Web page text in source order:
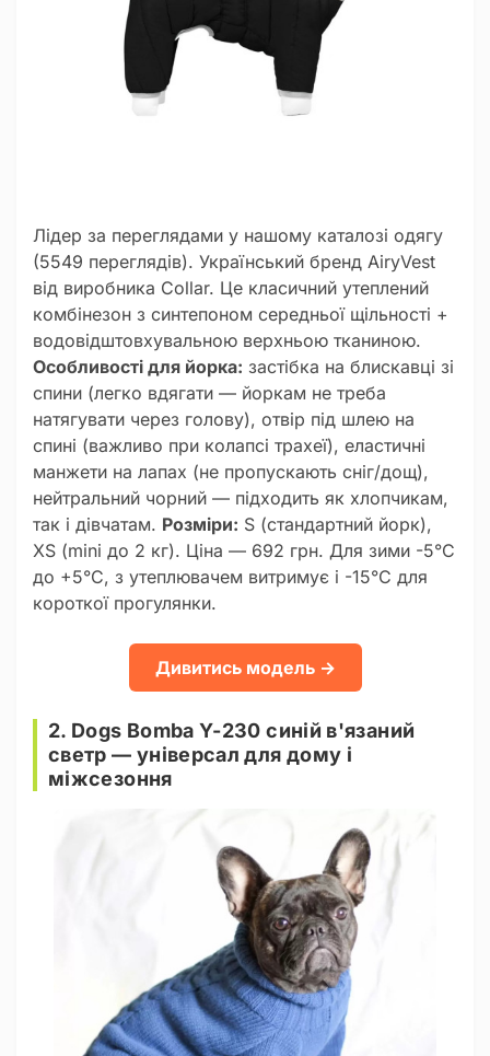
Лідер за переглядами у нашому каталозі одягу
(5549 переглядів). Український бренд AiryVest
від виробника Collar. Це класичний утеплений
комбінезон з синтепоном середньої щільності +
водовідштовхувальною верхньою тканиною.
Особливості для йорка: застібка на блискавці зі
спини (легко вдягати — йоркам не треба
натягувати через голову), отвір під шлею на
спині (важливо при колапсі трахеї), еластичні
манжети на лапах (не пропускають сніг/дощ),
нейтральний чорний — підходить як хлопчикам,
так і дівчатам. Розміри: S (стандартний йорк),
XS (mini до 2 кг). Ціна — 692 грн. Для зими -5°C
до +5°C, з утеплювачем витримує і -15°C для
короткої прогулянки.
Дивитись модель →
2. Dogs Bomba Y-230 синій в'язаний
светр — універсал для дому і
міжсезоння